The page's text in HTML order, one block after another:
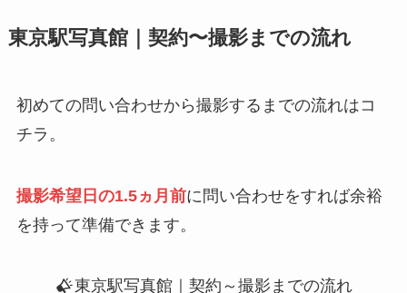
東京駅写真館｜契約〜撮影までの流れ
初めての問い合わせから撮影するまでの流れはコ
チラ。
撮影希望日の1.5ヵ月前に問い合わせをすれば余裕
を持って準備できます。
東京駅写真館｜契約～撮影までの流れ